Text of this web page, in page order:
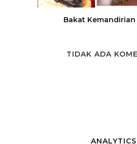
Bakat Kemandirian
TIDAK ADA
ANALYTICS